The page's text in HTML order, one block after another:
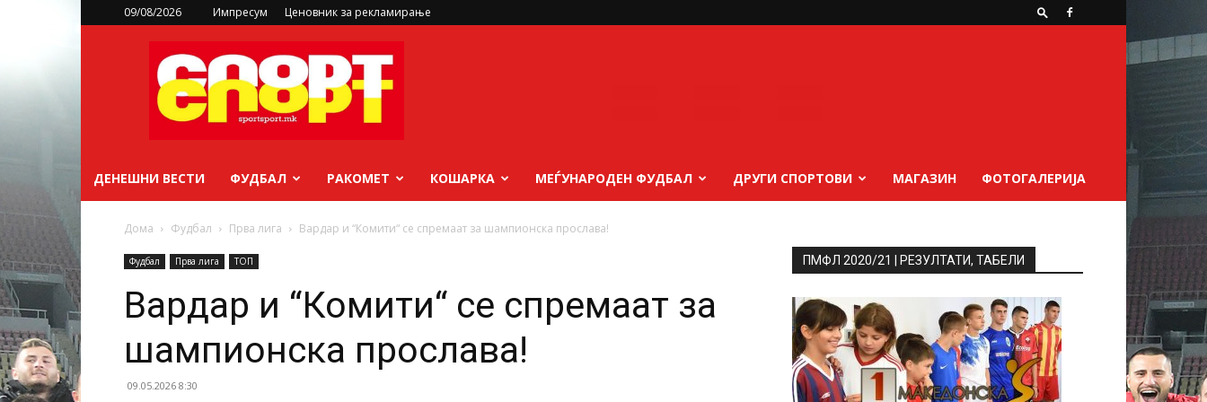
09/08/2026 Импресум Ценовник за рекламирање
sportsport.mk
ДЕНЕШНИ ВЕСТИ ФУДБАЛ РАКОМЕТ КОШАРКА МЕЃУНАРОДЕН ФУДБАЛ ДРУГИ СПОРТОВИ МАГАЗИН ФОТОГАЛЕРИЈА
Дома Фудбал Прва лига Вардар и “Комити“ се спремаат за шампионска прослава!
Фудбал Прва лига ТОП
Вардар и “Комити“ се спремаат за
шампионска прослава!
09.05.2026 8:30
ПМФЛ 2020/21 | РЕЗУЛТАТИ, ТАБЕЛИ